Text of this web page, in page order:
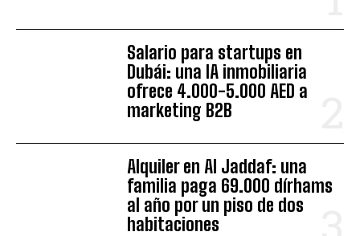
Salario para startups en
Dubái: una IA inmobiliaria
ofrece 4.000-5.000 AED a
marketing B2B
Alquiler en Al Jaddaf: una
familia paga 69.000 dírhams
al año por un piso de dos
habitaciones